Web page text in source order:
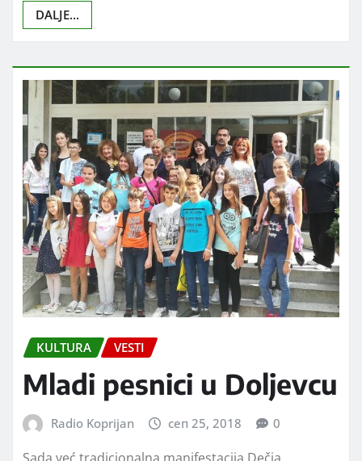
DALJE...
KULTURA VESTI
Mladi pesnici u Doljevcu
Radio Koprijan сеп 25, 2018 0